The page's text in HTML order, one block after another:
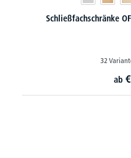
OFFICE-LINE mit 2 x 5